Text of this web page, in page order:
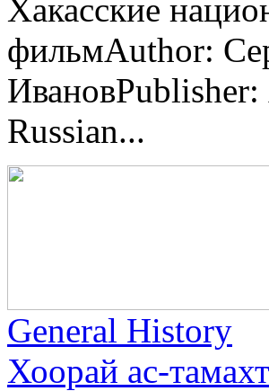
Хакасские
фильмAuthor:
Russian...
General History
Хоорай ас-